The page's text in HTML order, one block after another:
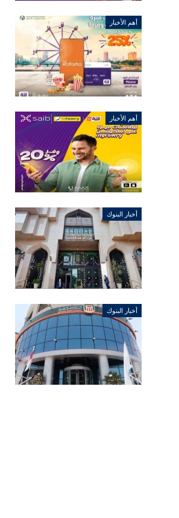
أهم الأخبار
أهم الأخبار
أخبار البنوك
أخبار البنوك